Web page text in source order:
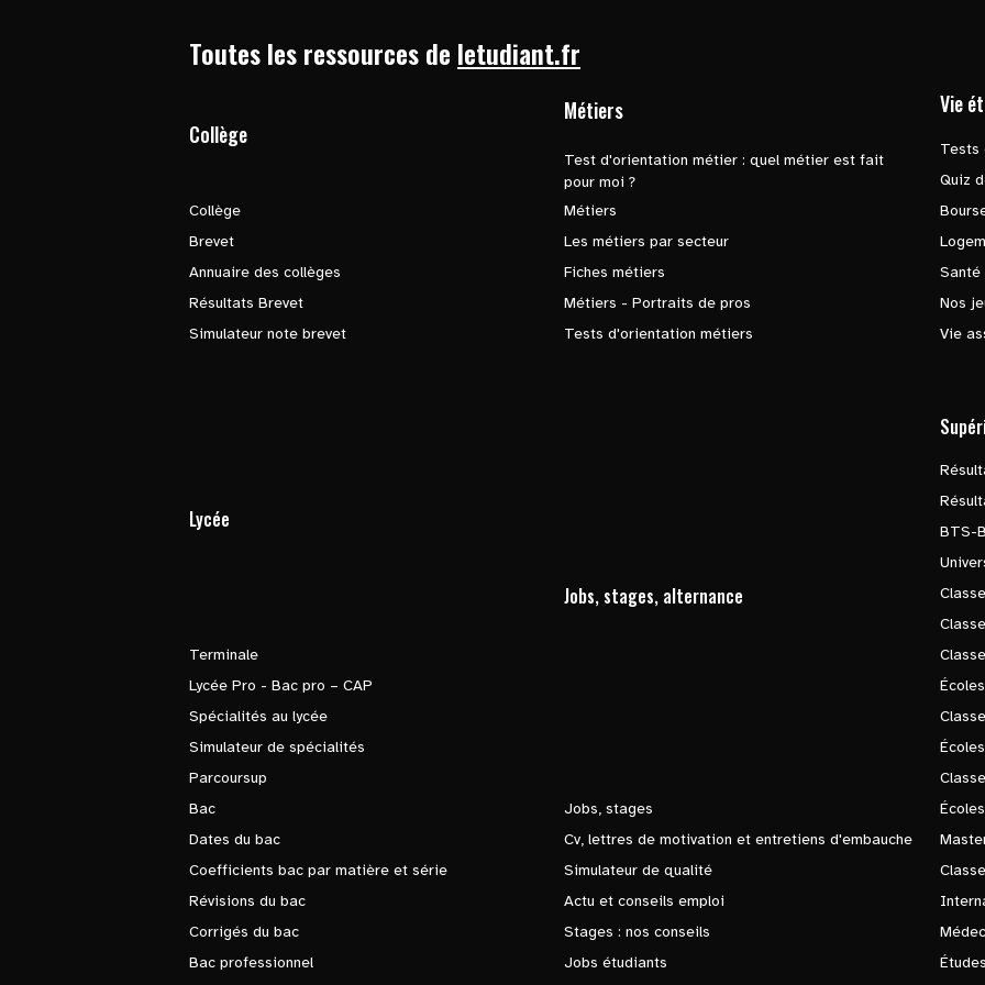
Toutes les ressources de letudiant.fr
Collège
Collège
Brevet
Annuaire des collèges
Résultats Brevet
Simulateur note brevet
Métiers
Test d'orientation métier : quel métier est fait
pour moi ?
Métiers
Les métiers par secteur
Fiches métiers
Métiers - Portraits de pros
Tests d'orientation métiers
Vie
Tests
Quiz
Santé
Nos
Vie
Lycée
Terminale
Lycée Pro - Bac pro – CAP
Spécialités au lycée
Simulateur de spécialités
Parcoursup
Bac
Dates du bac
Coefficients bac par matière et série
Révisions du bac
Corrigés du bac
Bac professionnel
Jobs, stages, alternance
Jobs, stages
Cv, lettres de motivation et entretiens d'embauche
Simulateur de qualité
Actu et conseils emploi
Stages : nos conseils
Jobs étudiants
BTS-